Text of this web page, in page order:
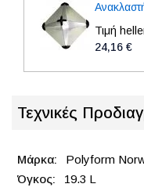
Τιμή
24,16 €
Τεχνικές
Polyform
19.3 L